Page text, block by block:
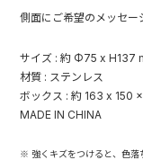
側面にご希望のメッセー
サイズ : 約 Φ75 x H137
材質 : ステンレス
ボックス : 約 163 x 150
MADE IN CHINA
※ 強くキズをつけると、色落